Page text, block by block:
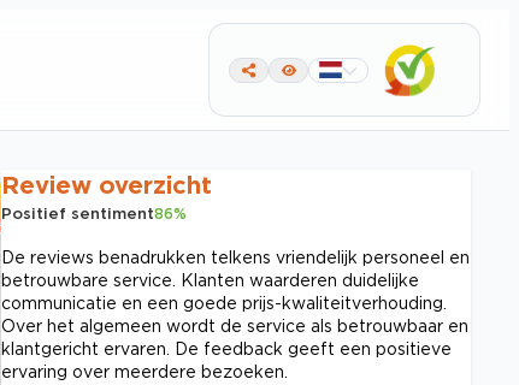
Review overzicht
Positief sentiment86%
De reviews benadrukken telkens vriendelijk personeel en
betrouwbare service. Klanten waarderen duidelijke
communicatie en een goede prijs-kwaliteitverhouding.
Over het algemeen wordt de service als betrouwbaar en
klantgericht ervaren. De feedback geeft een positieve
ervaring over meerdere bezoeken.